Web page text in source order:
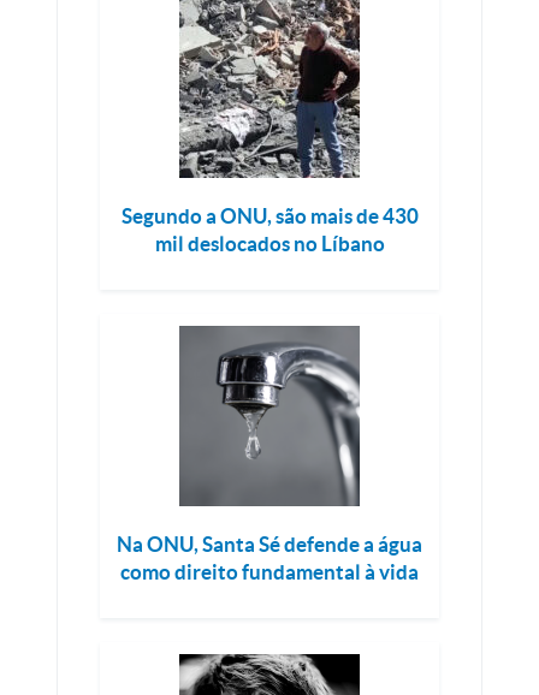
Segundo a ONU, são mais de 430
mil deslocados no Líbano
Na ONU, Santa Sé defende a água
como direito fundamental à vida